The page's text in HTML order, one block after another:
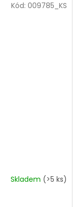
Skladem (>5 ks)
Kód:009785_KS